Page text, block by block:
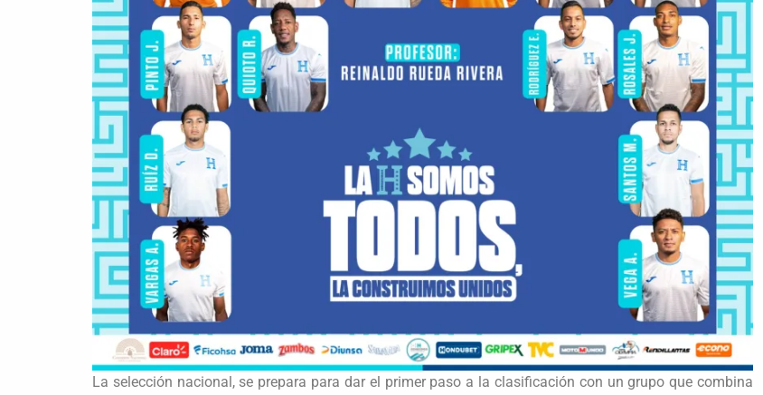
La selección nacional, se prepara para dar el primer paso a la clasificación con un grupo que combina